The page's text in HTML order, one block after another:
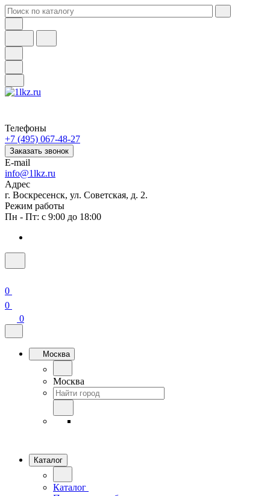
Телефоны
+7 (495) 067-48-27
Заказать звонок
E-mail
info@1lkz.ru
Адрес
г. Воскресенск, ул. Советская, д. 2.
Режим работы
Пн - Пт: с 9:00 до 18:00
0
0
0
Москва
Москва
Каталог
Каталог